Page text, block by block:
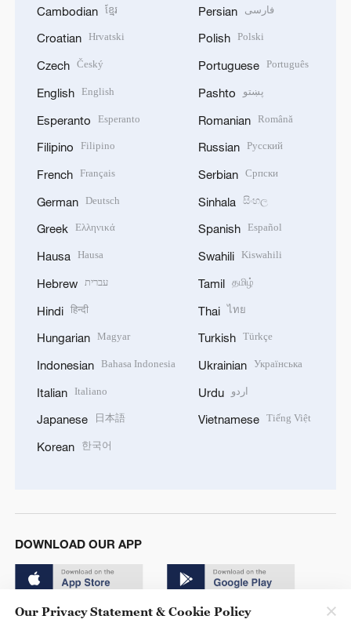
Cambodian ខ្មែរ
Croatian Hrvatski
Czech Český
English English
Esperanto Esperanto
Filipino Filipino
French Français
German Deutsch
Greek Ελληνικά
Hausa Hausa
Hebrew עברית
Hindi हिन्दी
Hungarian Magyar
Indonesian Bahasa Indonesia
Italian Italiano
Japanese 日本語
Korean 한국어
Persian فارسی
Polish Polski
Portuguese Português
Pashto پښتو
Romanian Română
Russian Русский
Serbian Српски
Sinhala සිංහල
Spanish Español
Swahili Kiswahili
Tamil தமிழ்
Thai ไทย
Turkish Türkçe
Ukrainian Українська
Urdu اردو
Vietnamese Tiếng Việt
DOWNLOAD OUR APP
Our Privacy Statement & Cookie Policy